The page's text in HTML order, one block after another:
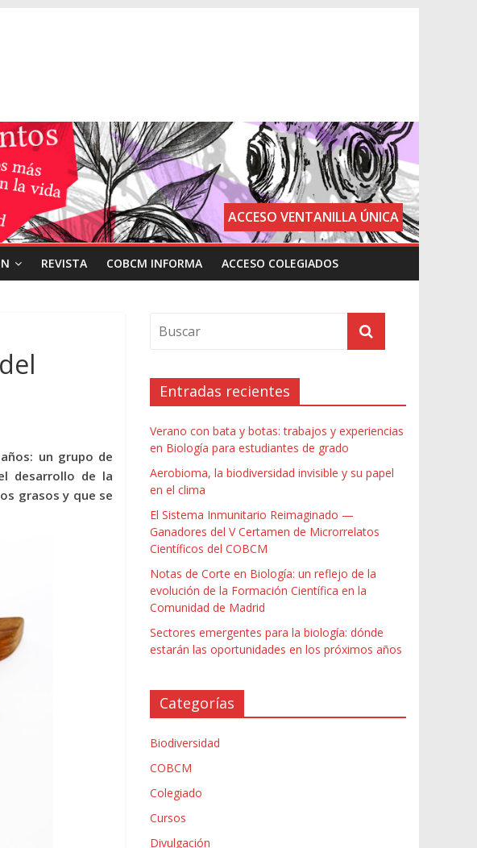
ACCESO VENTANILLA ÚNICA
REVISTA COBCM INFORMA ACCESO COLEGIADOS
un grupo de
desarrollo de la
grasos y que se
Entradas recientes
Verano con bata y botas: trabajos y experiencias
en Biología para estudiantes de grado
Aerobioma, la biodiversidad invisible y su papel
en el clima
El Sistema Inmunitario Reimaginado —
Ganadores del V Certamen de Microrrelatos
Científicos del COBCM
Notas de Corte en Biología: un reflejo de la
evolución de la Formación Científica en la
Comunidad de Madrid
Sectores emergentes para la biología: dónde
estarán las oportunidades en los próximos años
Categorías
Biodiversidad
COBCM
Colegiado
Cursos
Divulgación